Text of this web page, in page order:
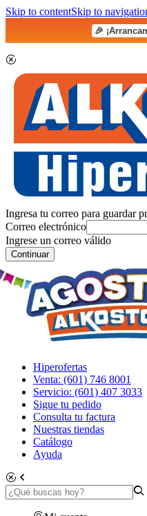
Skip to contentSkip to
🎉
Ingresa tu correo para guardar
Correo electrónico
Ingrese un correo válido
Continuar
Hiperofertas
Venta: (601) 746 8001
Servicio: (601) 407 3033
Sigue tu pedido
Consulta tu factura
Nuestras tiendas
Catálogo
Ayuda